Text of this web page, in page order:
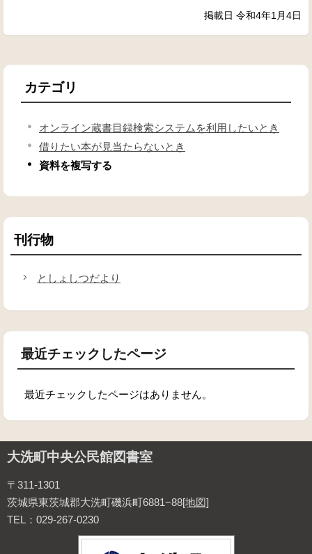
掲載日 令和4年1月4日
カテゴリ
オンライン蔵書目録検索システムを利用したいとき
借りたい本が見当たらないとき
資料を複写する
刊行物
としょしつだより
最近チェックしたページ
最近チェックしたページはありません。
大洗町中央公民館図書室
〒311-1301
茨城県東茨城郡大洗町磯浜町6881−88[地図]
TEL：029-267-0230